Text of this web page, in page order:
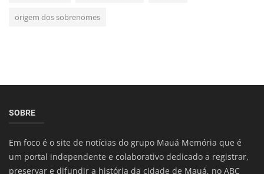
origem dos sobrenomes
SOBRE
Em foco é o site de notícias do grupo Mauá Memória que é
um portal independente e colaborativo dedicado a registrar,
preservar e difundir a história da cidade de Mauá, no ABC